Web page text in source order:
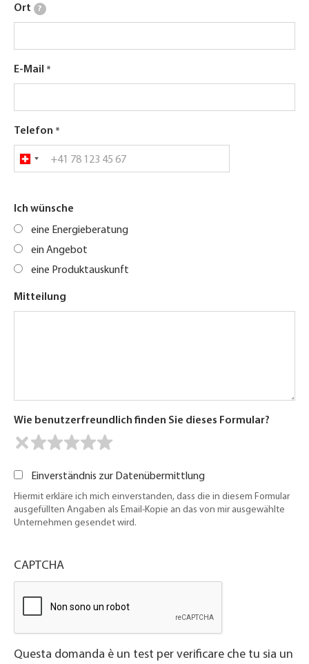
Ort ?
E-Mail
Telefon
Ich wünsche
eine Energieberatung
ein Angebot
eine Produktauskunft
Mitteilung
Wie benutzerfreundlich finden Sie dieses Formular?
Einverständnis zur Datenübermittlung
Hiermit erkläre ich mich einverstanden, dass die in diesem Formular
ausgefüllten Angaben als Email-Kopie an das von mir ausgewählte
Unternehmen gesendet wird.
CAPTCHA
Questa domanda è un test per verificare che tu sia un